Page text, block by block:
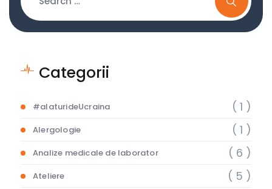
Categorii
#alaturideUcraina ( 1 )
Alergologie ( 1 )
Analize medicale de laborator ( 6 )
Ateliere ( 5 )